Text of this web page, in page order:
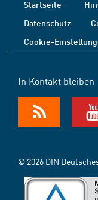
Startseite
Datenschutz
Cookie-
In Kontakt bleiben
© 2026 DIN